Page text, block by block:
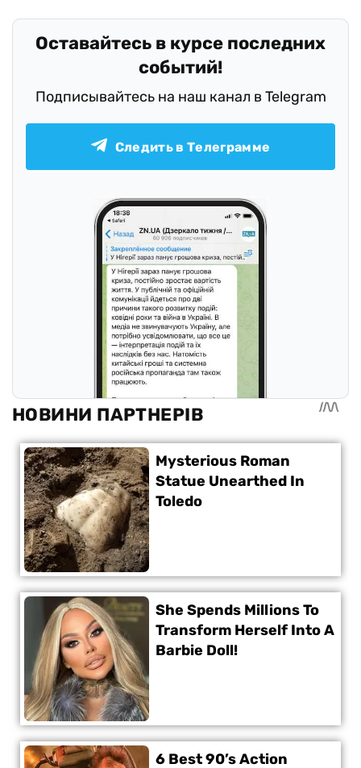
Оставайтесь в курсе последних
событий!
Подписывайтесь на наш канал в Telegram
Следить в Телеграмме